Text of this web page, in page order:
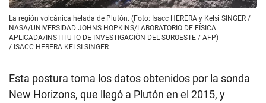
La región volcánica helada de Plutón. (Foto: Isacc HERERA y Kelsi SINGER /
NASA/UNIVERSIDAD JOHNS HOPKINS/LABORATORIO DE FÍSICA
APLICADA/INSTITUTO DE INVESTIGACIÓN DEL SUROESTE / AFP)
/ ISACC HERERA KELSI SINGER
Esta postura toma los datos obtenidos por la sonda
New Horizons, que llegó a Plutón en el 2015, y